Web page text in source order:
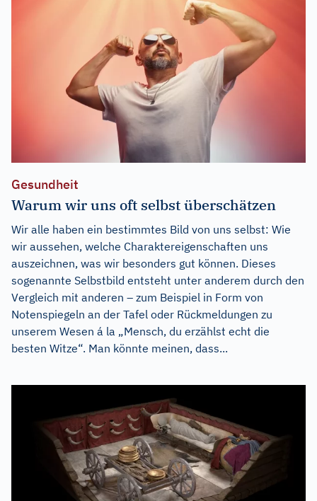
Gesundheit
Warum wir uns oft selbst überschätzen
Wir alle haben ein bestimmtes Bild von uns selbst: Wie
wir aussehen, welche Charaktereigenschaften uns
auszeichnen, was wir besonders gut können. Dieses
sogenannte Selbstbild entsteht unter anderem durch den
Vergleich mit anderen – zum Beispiel in Form von
Notenspiegeln an der Tafel oder Rückmeldungen zu
unserem Wesen á la „Mensch, du erzählst echt die
besten Witze“. Man könnte meinen, dass...